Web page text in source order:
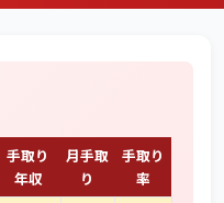
手取り
年収
月手取
り
手取り
率